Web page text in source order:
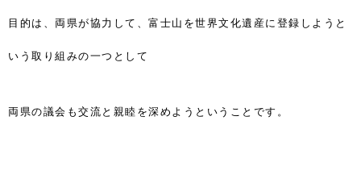
目的は、両県が協力して、富士山を世界文化遺産に登録しようと
いう取り組みの一つとして
両県の議会も交流と親睦を深めようということです。